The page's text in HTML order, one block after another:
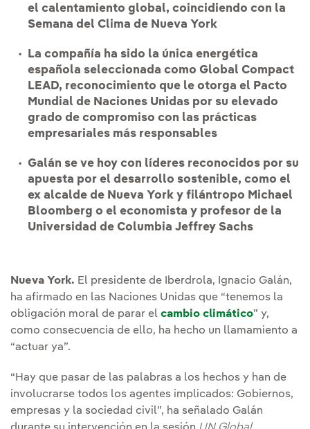
el calentamiento global, coincidiendo con la
Semana del Clima de Nueva York
La compañía ha sido la única energética
española seleccionada como Global Compact
LEAD, reconocimiento que le otorga el Pacto
Mundial de Naciones Unidas por su elevado
grado de compromiso con las prácticas
empresariales más responsables
Galán se ve hoy con líderes reconocidos por su
apuesta por el desarrollo sostenible, como el
ex alcalde de Nueva York y filántropo Michael
Bloomberg o el economista y profesor de la
Universidad de Columbia Jeffrey Sachs
Nueva York. El presidente de Iberdrola, Ignacio Galán,
ha afirmado en las Naciones Unidas que “tenemos la
obligación moral de parar el cambio climático” y,
como consecuencia de ello, ha hecho un llamamiento a
“actuar ya”.
“Hay que pasar de las palabras a los hechos y han de
involucrarse todos los agentes implicados: Gobiernos,
empresas y la sociedad civil”, ha señalado Galán